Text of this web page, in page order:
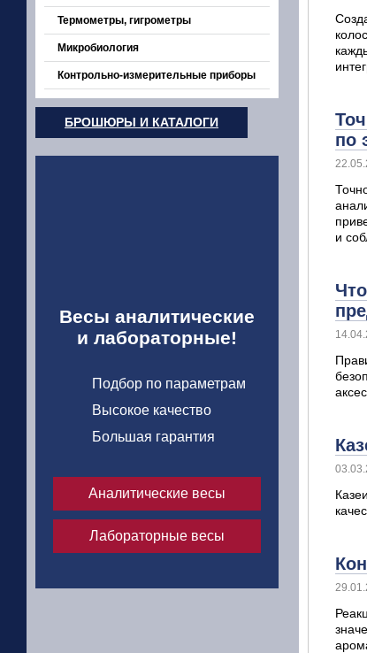
Термометры, гигрометры
Микробиология
Контрольно-измерительные приборы
БРОШЮРЫ И КАТАЛОГИ
Весы аналитические
и лабораторные!
Подбор по параметрам
Высокое качество
Большая гарантия
Аналитические весы
Лабораторные весы
по
и